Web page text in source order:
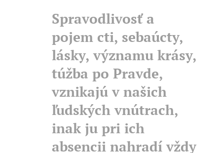
Spravodlivosť a
pojem cti, sebaúcty,
lásky, významu krásy,
túžba po Pravde,
vznikajú v našich
ľudských vnútrach,
inak ju pri ich
absencii nahradí vždy